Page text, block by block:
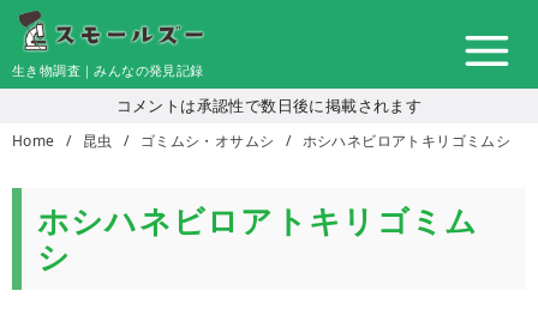
コ
テ
ツ
生き物調査｜みんなの発見記録
コメントは承認性で数日後に掲載されます
Home 昆虫 ゴミムシ・オサムシ ホシハネビロアトキリゴミムシ
ホシハネビロアトキリゴミム
シ